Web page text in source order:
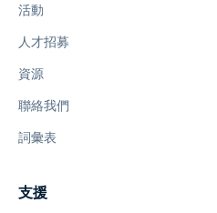
活動
人才招募
資源
聯絡我們
詞彙表
支援